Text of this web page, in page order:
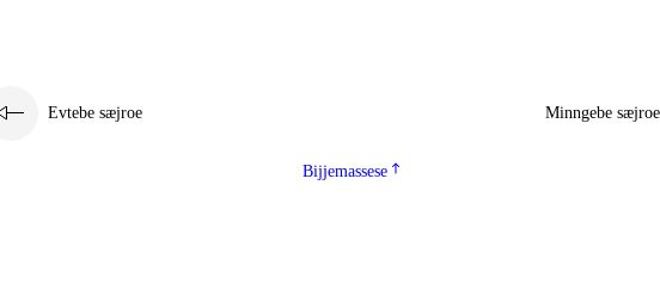
Evtebe sæjroe Minngebe sæjroe
Bijjemassese